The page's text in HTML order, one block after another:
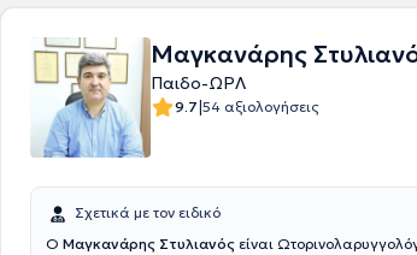
Μαγκανάρης
Παιδο-ΩΡΛ
9.7|54 αξιολογήσεις
Σχετικά με τον ειδικό
Ο Μαγκανάρης Στυλιανός είναι